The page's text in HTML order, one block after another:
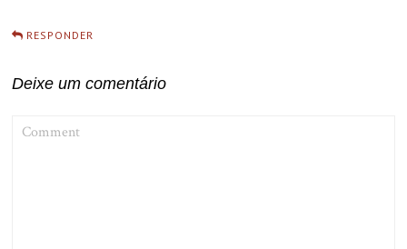
RESPONDER
Deixe um comentário